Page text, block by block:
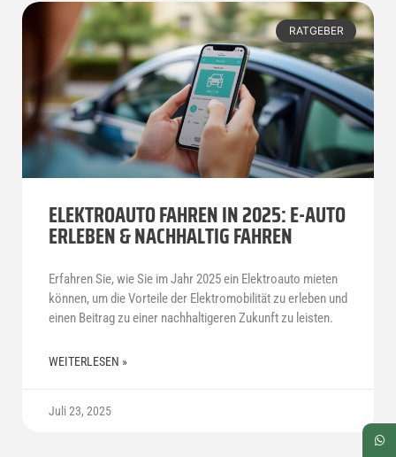
RATGEBER
ELEKTROAUTO FAHREN IN 2025: E-AUTO
ERLEBEN & NACHHALTIG FAHREN
Erfahren Sie, wie Sie im Jahr 2025 ein Elektroauto mieten
können, um die Vorteile der Elektromobilität zu erleben und
einen Beitrag zu einer nachhaltigeren Zukunft zu leisten.
WEITERLESEN »
Juli 23, 2025